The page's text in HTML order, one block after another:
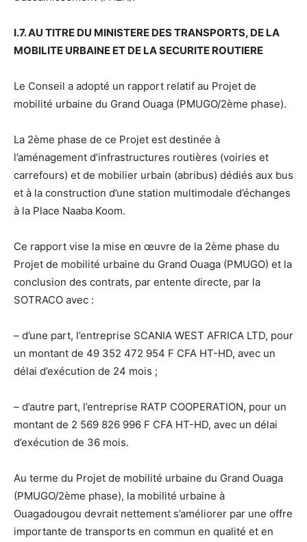
I.7. AU TITRE DU MINISTERE DES TRANSPORTS, DE LA
MOBILITE URBAINE ET DE LA SECURITE ROUTIERE
Le Conseil a adopté un rapport relatif au Projet de
mobilité urbaine du Grand Ouaga (PMUGO/2ème phase).
La 2ème phase de ce Projet est destinée à
l’aménagement d’infrastructures routières (voiries et
carrefours) et de mobilier urbain (abribus) dédiés aux bus
et à la construction d’une station multimodale d’échanges
à la Place Naaba Koom.
Ce rapport vise la mise en œuvre de la 2ème phase du
Projet de mobilité urbaine du Grand Ouaga (PMUGO) et la
conclusion des contrats, par entente directe, par la
SOTRACO avec :
– d’une part, l’entreprise SCANIA WEST AFRICA LTD, pour
un montant de 49 352 472 954 F CFA HT-HD, avec un
délai d’exécution de 24 mois ;
– d’autre part, l’entreprise RATP COOPERATION, pour un
montant de 2 569 826 996 F CFA HT-HD, avec un délai
d’exécution de 36 mois.
Au terme du Projet de mobilité urbaine du Grand Ouaga
(PMUGO/2ème phase), la mobilité urbaine à
Ouagadougou devrait nettement s’améliorer par une offre
importante de transports en commun en qualité et en